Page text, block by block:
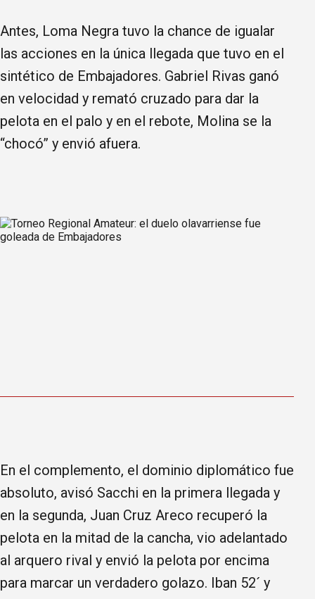
Antes, Loma Negra tuvo la chance de igualar
las acciones en la única llegada que tuvo en el
sintético de Embajadores. Gabriel Rivas ganó
en velocidad y remató cruzado para dar la
pelota en el palo y en el rebote, Molina se la
“chocó” y envió afuera.
En el complemento, el dominio diplomático fue
absoluto, avisó Sacchi en la primera llegada y
en la segunda, Juan Cruz Areco recuperó la
pelota en la mitad de la cancha, vio adelantado
al arquero rival y envió la pelota por encima
para marcar un verdadero golazo. Iban 52´ y